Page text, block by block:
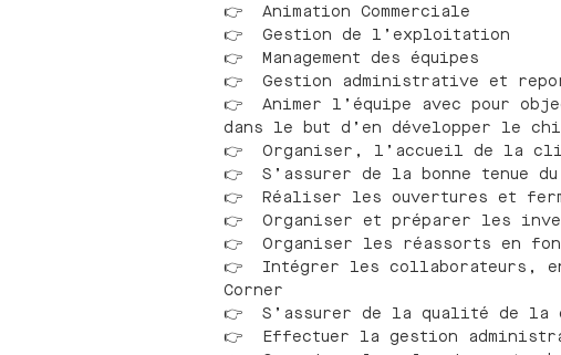
👉 Animation Commerciale
👉 Gestion de l’exploitation
👉 Management des équipes
👉 Gestion administrative et
👉 Animer l’équipe avec pour
dans le but d’en développer le
👉 Organiser, l’accueil de la
👉 S’assurer de la bonne tenue
👉 Réaliser les ouvertures et
👉 Organiser et préparer les
👉 Organiser les réassorts en
👉 Intégrer les collaborateurs,
Corner
👉 S’assurer de la qualité de la
👉 Effectuer la gestion